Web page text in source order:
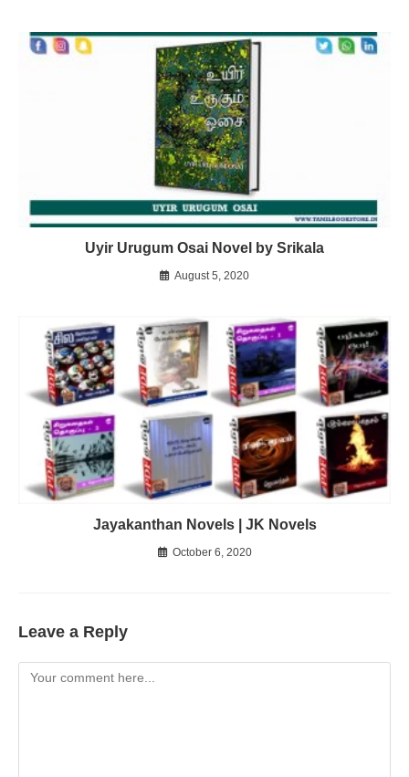
Uyir Urugum Osai Novel by Srikala
August 5, 2020
Jayakanthan Novels | JK Novels
October 6, 2020
Leave a Reply
Comment